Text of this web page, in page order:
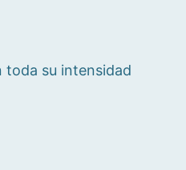
toda su intensidad